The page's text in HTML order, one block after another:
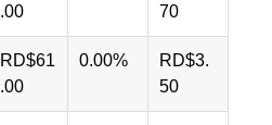
.00
70
RD$61
.00
0.00%
RD$3.
50